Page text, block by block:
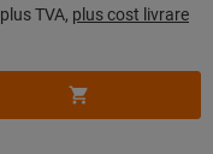
plus TVA, plus cost livrare